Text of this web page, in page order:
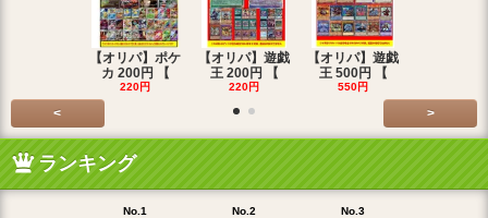
【オリパ】ポケ
カ 200円 【
220円
【オリパ】遊戯
王 200円 【
220円
【オリパ】遊戯
王 500円 【
550円
< >
ランキング
No.1 No.2 No.3